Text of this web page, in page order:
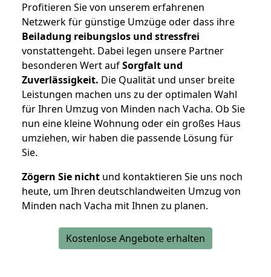
Profitieren Sie von unserem erfahrenen
Netzwerk für günstige Umzüge oder dass ihre
Beiladung reibungslos und stressfrei
vonstattengeht. Dabei legen unsere Partner
besonderen Wert aufSorgfalt und
Zuverlässigkeit. Die Qualität und unser breite
Leistungen machen uns zu der optimalen Wahl
für Ihren Umzug von Minden nach Vacha. Ob Sie
nun eine kleine Wohnung oder ein großes Haus
umziehen, wir haben die passende Lösung für
Sie.
Zögern Sie nicht und kontaktieren Sie uns noch
heute, um Ihren deutschlandweiten Umzug von
Minden nach Vacha mit Ihnen zu planen.
Kostenlose Angebote erhalten